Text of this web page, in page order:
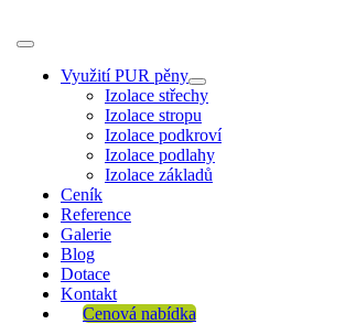
to
Toggle
NavigationVyužití PUR pěny
Izolace střechy
Izolace stropu
Izolace podkroví
Izolace podlahy
Izolace základů
Ceník
Reference
Galerie
Blog
Dotace
Kontakt
Cenová nabídka